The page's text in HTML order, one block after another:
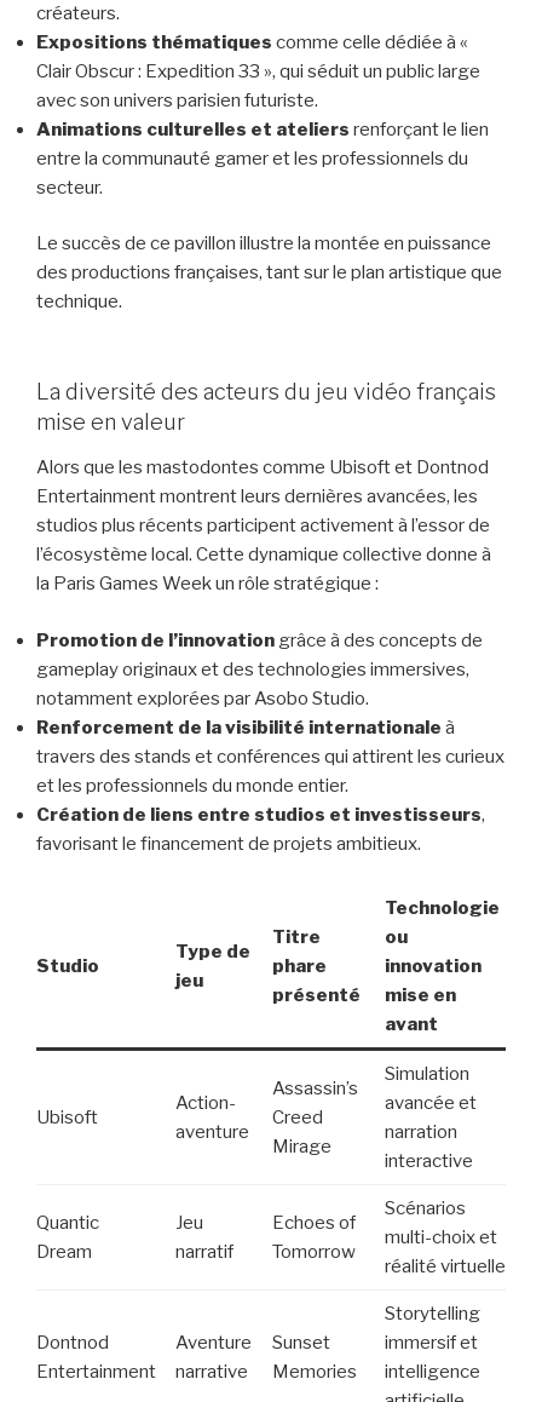
créateurs.
Expositions thématiques comme celle dédiée à «
Clair Obscur : Expedition 33 », qui séduit un public large
avec son univers parisien futuriste.
Animations culturelles et ateliers renforçant le lien
entre la communauté gamer et les professionnels du
secteur.
Le succès de ce pavillon illustre la montée en puissance
des productions françaises, tant sur le plan artistique que
technique.
La diversité des acteurs du jeu vidéo français
mise en valeur
Alors que les mastodontes comme Ubisoft et Dontnod
Entertainment montrent leurs dernières avancées, les
studios plus récents participent activement à l’essor de
l’écosystème local. Cette dynamique collective donne à
la Paris Games Week un rôle stratégique :
Promotion de l’innovation grâce à des concepts de
gameplay originaux et des technologies immersives,
notamment explorées par Asobo Studio.
Renforcement de la visibilité internationale à
travers des stands et conférences qui attirent les curieux
et les professionnels du monde entier.
Création de liens entre studios et investisseurs,
favorisant le financement de projets ambitieux.
Studio
Type de
jeu
Titre
phare
présenté
Technologie
ou
innovation
mise en
avant
Ubisoft
Action-
aventure
Assassin’s
Creed
Mirage
Simulation
avancée et
narration
interactive
Quantic
Dream
Jeu
narratif
Echoes of
Tomorrow
Scénarios
multi-choix et
réalité virtuelle
Dontnod
Entertainment
Aventure
narrative
Sunset
Memories
Storytelling
immersif et
intelligence